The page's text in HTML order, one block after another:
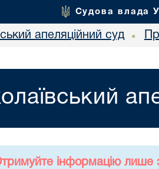
Судова влада
апеляційний суд •
інформацію лише